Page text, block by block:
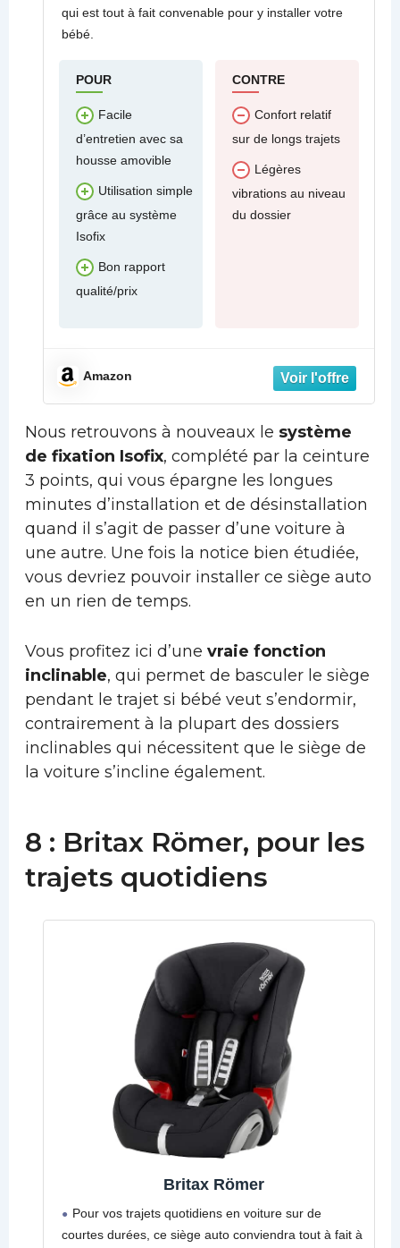
qui est tout à fait convenable pour y installer votre
bébé.
POUR
Facile
d’entretien avec sa
housse amovible
Utilisation simple
grâce au système
Isofix
Bon rapport
qualité/prix
CONTRE
Confort relatif
sur de longs trajets
Légères
vibrations au niveau
du dossier
Amazon
Nous retrouvons à nouveaux le système
de fixation Isofix, complété par la ceinture
3 points, qui vous épargne les longues
minutes d’installation et de désinstallation
quand il s’agit de passer d’une voiture à
une autre. Une fois la notice bien étudiée,
vous devriez pouvoir installer ce siège auto
en un rien de temps.
Vous profitez ici d’une vraie fonction
inclinable, qui permet de basculer le siège
pendant le trajet si bébé veut s’endormir,
contrairement à la plupart des dossiers
inclinables qui nécessitent que le siège de
la voiture s’incline également.
8 : Britax Römer, pour les
trajets quotidiens
Britax Römer
Pour vos trajets quotidiens en voiture sur de
courtes durées, ce siège auto conviendra tout à fait à